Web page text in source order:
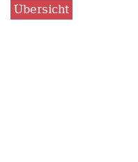
Übersicht